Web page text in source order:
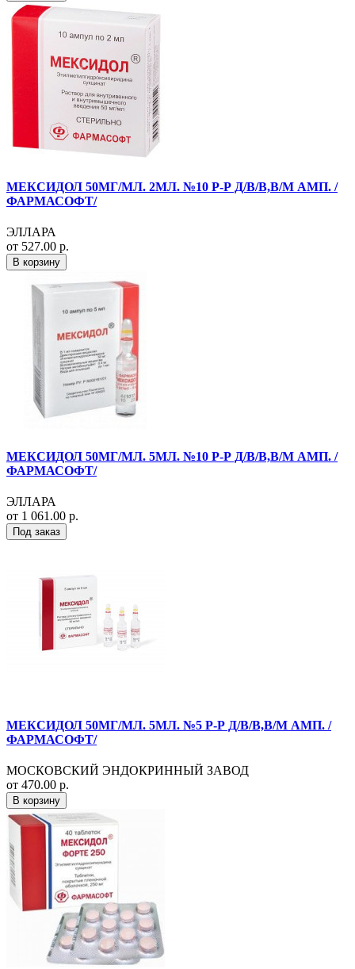
МЕКСИДОЛ 50МГ/МЛ. 2МЛ. №10 Р-Р Д/В/В,В/М АМП. /
ФАРМАСОФТ/
ЭЛЛАРА
от 527.00 р.
В корзину
МЕКСИДОЛ 50МГ/МЛ. 5МЛ. №10 Р-Р Д/В/В,В/М АМП. /
ФАРМАСОФТ/
ЭЛЛАРА
от 1 061.00 р.
Под заказ
МЕКСИДОЛ 50МГ/МЛ. 5МЛ. №5 Р-Р Д/В/В,В/М АМП. /
ФАРМАСОФТ/
МОСКОВСКИЙ ЭНДОКРИННЫЙ ЗАВОД
от 470.00 р.
В корзину